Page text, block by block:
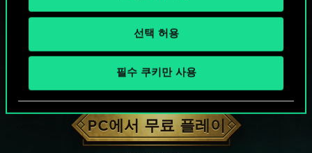
선택 허용
필수 쿠키만 사용
궨트 한 판 어떠신가요?
PC에서 무료 플레이